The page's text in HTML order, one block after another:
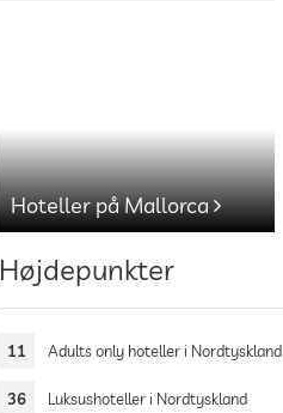
Hoteller på Mallorca
Højdepunkter
11 Adults only hoteller i Nordtyskland
36 Luksushoteller i Nordtyskland